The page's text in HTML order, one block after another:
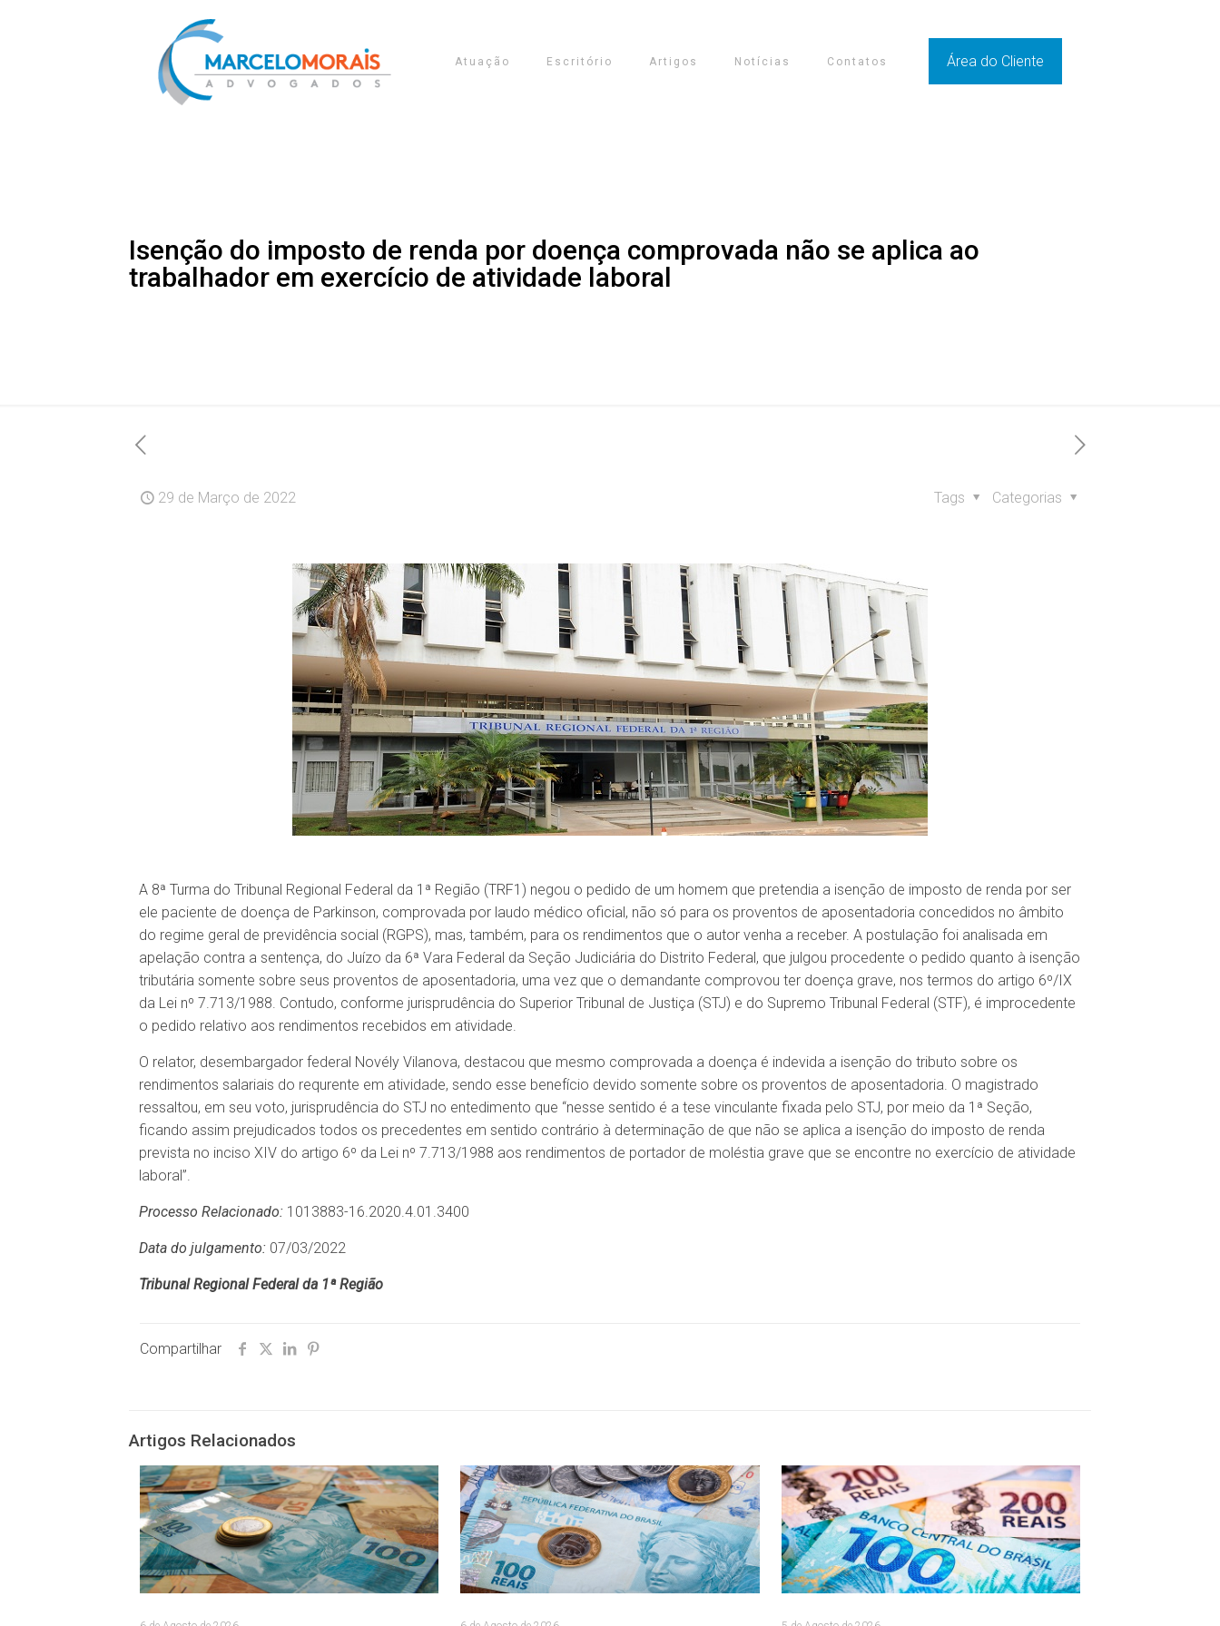
Atuação Escritório Artigos Notícias Contatos Área do Cliente
Isenção do imposto de renda por doença comprovada não se aplica ao
trabalhador em exercício de atividade laboral
29 de Março de 2022 Categorias
Tags
A 8ª Turma do Tribunal Regional Federal da 1ª Região (TRF1) negou o pedido de um homem que pretendia a isenção de imposto de renda por ser
ele paciente de doença de Parkinson, comprovada por laudo médico oficial, não só para os proventos de aposentadoria concedidos no âmbito
do regime geral de previdência social (RGPS), mas, também, para os rendimentos que o autor venha a receber. A postulação foi analisada em
apelação contra a sentença, do Juízo da 6ª Vara Federal da Seção Judiciária do Distrito Federal, que julgou procedente o pedido quanto à isenção
tributária somente sobre seus proventos de aposentadoria, uma vez que o demandante comprovou ter doença grave, nos termos do artigo 6º/IX
da Lei nº 7.713/1988. Contudo, conforme jurisprudência do Superior Tribunal de Justiça (STJ) e do Supremo Tribunal Federal (STF), é improcedente
o pedido relativo aos rendimentos recebidos em atividade.
O relator, desembargador federal Novély Vilanova, destacou que mesmo comprovada a doença é indevida a isenção do tributo sobre os
rendimentos salariais do requrente em atividade, sendo esse benefício devido somente sobre os proventos de aposentadoria. O magistrado
ressaltou, em seu voto, jurisprudência do STJ no entedimento que “nesse sentido é a tese vinculante fixada pelo STJ, por meio da 1ª Seção,
ficando assim prejudicados todos os precedentes em sentido contrário à determinação de que não se aplica a isenção do imposto de renda
prevista no inciso XIV do artigo 6º da Lei nº 7.713/1988 aos rendimentos de portador de moléstia grave que se encontre no exercício de atividade
laboral”.
Processo Relacionado:1013883-16.2020.4.01.3400
Data do julgamento:07/03/2022
Tribunal Regional Federal da 1ª Região
Compartilhar
Artigos Relacionados